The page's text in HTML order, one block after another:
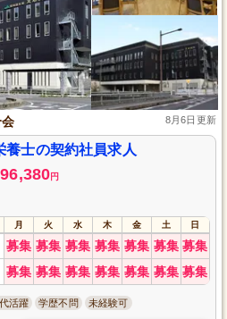
8月6日更新
養士の契約社員求人
円
月 火 水 木 金 土 日
募集 募集 募集 募集 募集 募集 募集
募集 募集 募集 募集 募集 募集 募集
活躍 学歴不問 未経験可